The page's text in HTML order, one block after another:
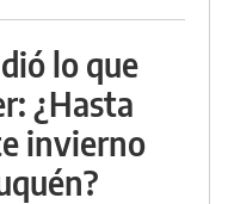
lo que
¿Hasta
invierno